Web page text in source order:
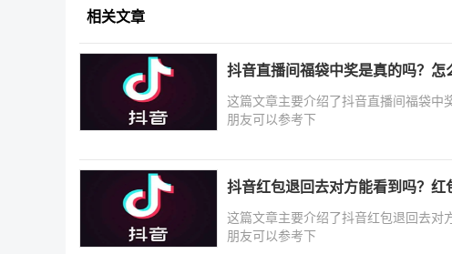
相关文章
抖音直播间福袋中奖是真的吗？怎
这篇文章主要介绍了抖音直播间福袋中
朋友可以参考下
抖音红包退回去对方能看到吗？红
这篇文章主要介绍了抖音红包退回去对
朋友可以参考下